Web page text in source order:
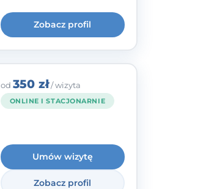
Zobacz profil
od 350 zł/ wizyta
ONLINE I STACJONARNIE
Umów wizytę
Zobacz profil